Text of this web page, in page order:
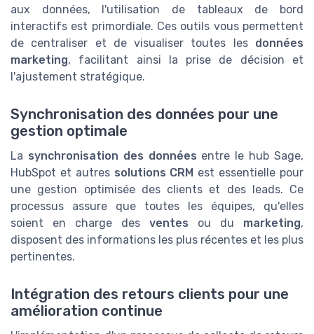
aux données, l'utilisation de tableaux de bord
interactifs est primordiale. Ces outils vous permettent
de centraliser et de visualiser toutes les données
marketing, facilitant ainsi la prise de décision et
l'ajustement stratégique.
Synchronisation des données pour une
gestion optimale
La synchronisation des données entre le hub Sage,
HubSpot et autres solutions CRM est essentielle pour
une gestion optimisée des clients et des leads. Ce
processus assure que toutes les équipes, qu'elles
soient en charge des ventes ou du marketing,
disposent des informations les plus récentes et les plus
pertinentes.
Intégration des retours clients pour une
amélioration continue